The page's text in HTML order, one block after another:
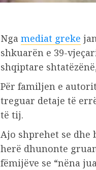
Nga mediat greke
shkuarën e 39-
shqiptare
Për familjen e
treguar detaje të
të tij.
Ajo shprehet se dhe
herë dhunonte
fëmijëve se “nëna